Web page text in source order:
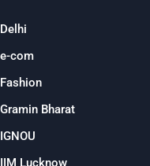
Delhi
e-com
Fashion
Gramin Bharat
IGNOU
IIM Lucknow